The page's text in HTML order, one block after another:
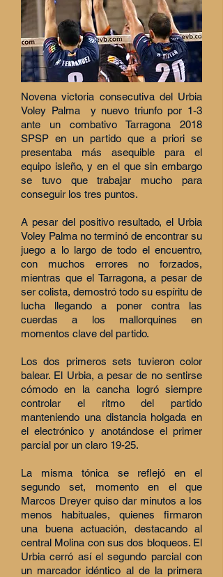
Novena victoria consecutiva del Urbia
Voley Palma y nuevo triunfo por 1-3
ante un combativo Tarragona 2018
SPSP en un partido que a priori se
presentaba más asequible para el
equipo isleño, y en el que sin embargo
se tuvo que trabajar mucho para
conseguir los tres puntos.
A pesar del positivo resultado, el Urbia
Voley Palma no terminó de encontrar su
juego a lo largo de todo el encuentro,
con muchos errores no forzados,
mientras que el Tarragona, a pesar de
ser colista, demostró todo su espíritu de
lucha llegando a poner contra las
cuerdas a los mallorquines en
momentos clave del partido.
Los dos primeros sets tuvieron color
balear. El Urbia, a pesar de no sentirse
cómodo en la cancha logró siempre
controlar el ritmo del partido
manteniendo una distancia holgada en
el electrónico y anotándose el primer
parcial por un claro 19-25.
La misma tónica se reflejó en el
segundo set, momento en el que
Marcos Dreyer quiso dar minutos a los
menos habituales, quienes firmaron
una buena actuación, destacando al
central Molina con sus dos bloqueos. El
Urbia cerró así el segundo parcial con
un marcador idéntico al de la primera